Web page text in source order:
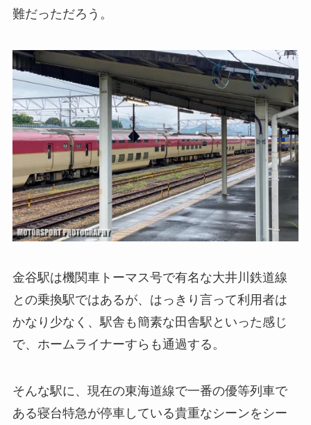
難だっただろう。
金谷駅は機関車トーマス号で有名な大井川鉄道線
との乗換駅ではあるが、はっきり言って利用者は
かなり少なく、駅舎も簡素な田舎駅といった感じ
で、ホームライナーすらも通過する。
そんな駅に、現在の東海道線で一番の優等列車で
ある寝台特急が停車している貴重なシーンをシー